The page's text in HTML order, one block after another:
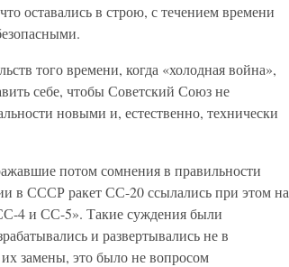
оставались в строю, с течением времени
того времени, когда «холодная война»,
себе, чтобы Советский Союз не
новыми и, естественно, технически
потом сомнения в правильности
в СССР ракет СС-20 ссылались при этом на
4 и СС-5». Такие суждения были
и развертывались не в
замены, это было не вопросом